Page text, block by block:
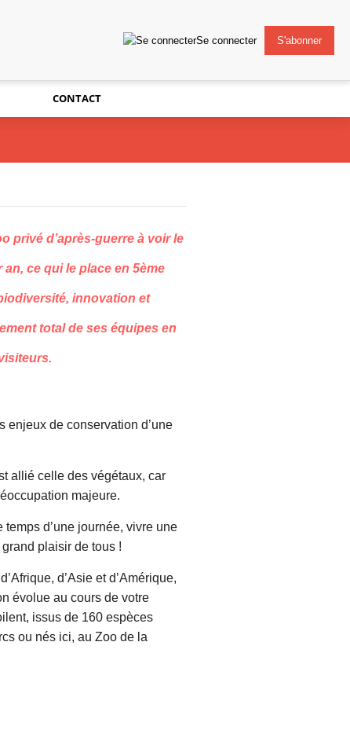
Se connecter S'abonner
CONTACT
privé d’après-guerre à voir le
ce qui le place en 5ème
innovation et
total de ses équipes en
enjeux de conservation d’une
allié celle des végétaux, car
majeure.
d’une journée, vivre une
plaisir de tous !
d’Asie et d’Amérique,
évolue au cours de votre
issus de 160 espèces
ou nés ici, au Zoo de la